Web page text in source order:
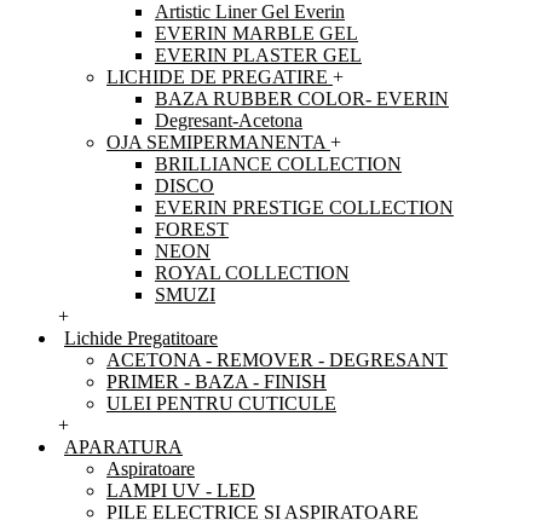
Artistic Liner Gel Everin
EVERIN MARBLE GEL
EVERIN PLASTER GEL
LICHIDE DE PREGATIRE +
BAZA RUBBER COLOR- EVERIN
Degresant-Acetona
OJA SEMIPERMANENTA +
BRILLIANCE COLLECTION
DISCO
EVERIN PRESTIGE COLLECTION
FOREST
NEON
ROYAL COLLECTION
SMUZI
+
Lichide Pregatitoare
ACETONA - REMOVER - DEGRESANT
PRIMER - BAZA - FINISH
ULEI PENTRU CUTICULE
+
APARATURA
Aspiratoare
LAMPI UV - LED
PILE ELECTRICE SI ASPIRATOARE